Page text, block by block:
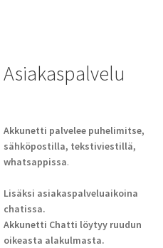
Asiakaspalvelu
Akkunetti palvelee puhelimitse,
sähköpostilla, tekstiviestillä,
whatsappissa.
Lisäksi asiakaspalveluaikoina
chatissa.
Akkunetti Chatti löytyy ruudun
oikeasta alakulmasta.